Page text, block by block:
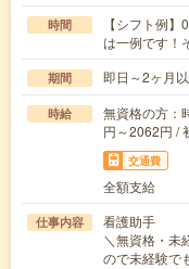
時間
【シフト例
は一例です！
期間 即日～2ヶ月
時給
無資格の方：
円～2062円 /
交通費
全額支給
仕事内容
看護助手
＼無資格・未
ので未経験